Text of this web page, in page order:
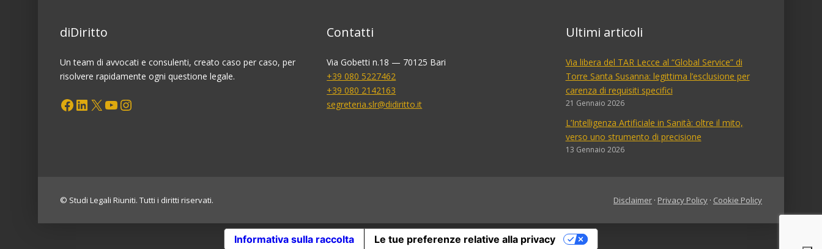
diDiritto
Un team di avvocati e consulenti, creato caso per caso, per
risolvere rapidamente ogni questione legale.
Facebook LinkedIn X YouTube Instagram
Contatti
Via Gobetti n.18 — 70125 Bari
+39 080 5227462
+39 080 2142163
segreteria.slr@didiritto.it
Ultimi articoli
Via libera del TAR Lecce al “Global Service” di
Torre Santa Susanna: legittima l’esclusione per
carenza di requisiti specifici
21 Gennaio 2026
L’Intelligenza Artificiale in Sanità: oltre il mito,
verso uno strumento di precisione
13 Gennaio 2026
© Studi Legali Riuniti. Tutti i diritti riservati. Disclaimer · Privacy Policy · Cookie Policy
Informativa sulla raccolta Le tue preferenze relative alla privacy